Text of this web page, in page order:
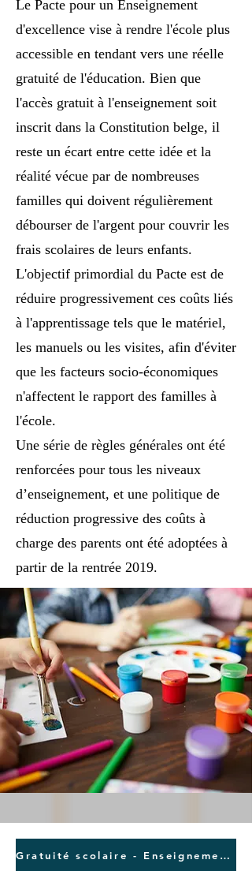
Le Pacte pour un Enseignement
d'excellence vise à rendre l'école plus
accessible en tendant vers une réelle
gratuité de l'éducation. Bien que
l'accès gratuit à l'enseignement soit
inscrit dans la Constitution belge, il
reste un écart entre cette idée et la
réalité vécue par de nombreuses
familles qui doivent régulièrement
débourser de l'argent pour couvrir les
frais scolaires de leurs enfants.
L'objectif primordial du Pacte est de
réduire progressivement ces coûts liés
à l'apprentissage tels que le matériel,
les manuels ou les visites, afin d'éviter
que les facteurs socio-économiques
n'affectent le rapport des familles à
l'école.
Une série de règles générales ont été
renforcées pour tous les niveaux
d’enseignement, et une politique de
réduction progressive des coûts à
charge des parents ont été adoptées à
partir de la rentrée 2019.
Gratuité scolaire - Enseignement maternelle 2023 - 2024